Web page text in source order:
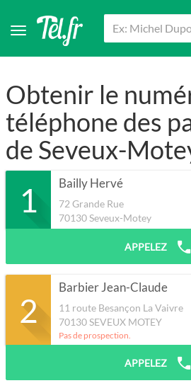
Obtenir le
téléphone des
de Seveux-
1 Bailly Hervé
72 Grande Rue
70130Seveux-Motey
APPELEZ
2
Barbier Jean-Claude
11 route Besançon La Vaivre
70130SEVEUX MOTEY
Pas de prospection.
APPELEZ